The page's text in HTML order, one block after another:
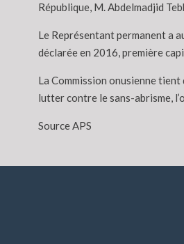
République, M. Abdelmadjid
Le Représentant permanent a
déclarée en 2016, première
La Commission onusienne
lutter contre le sans-abrisme,
Source APS